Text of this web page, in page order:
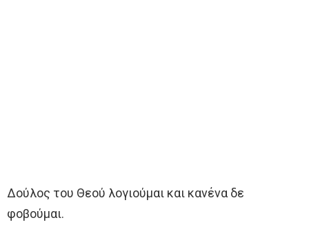
Δούλος του Θεού λογιούμαι και κανένα δε
φοβούμαι.